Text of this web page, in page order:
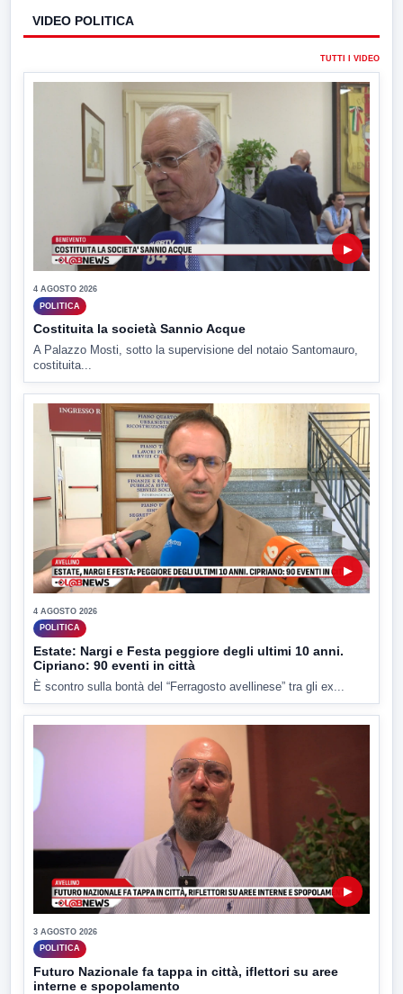
VIDEO POLITICA
TUTTI I VIDEO
▶
4 AGOSTO 2026
POLITICA
Costituita la società Sannio Acque
A Palazzo Mosti, sotto la supervisione del notaio Santomauro,
costituita...
▶
4 AGOSTO 2026
POLITICA
Estate: Nargi e Festa peggiore degli ultimi 10 anni.
Cipriano: 90 eventi in città
È scontro sulla bontà del “Ferragosto avellinese” tra gli ex...
▶
3 AGOSTO 2026
POLITICA
Futuro Nazionale fa tappa in città, iflettori su aree
interne e spopolamento